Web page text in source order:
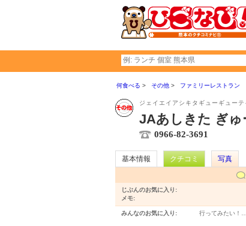
何食べる その他 ファミリーレストラン
ジェイエイアシキタギューギューテ
JAあしきた ぎゅ
0966-82-3691
基本情報 クチコミ
写真
じぶんのお気に入り:
メモ:
みんなのお気に入り: 行ってみたい！…